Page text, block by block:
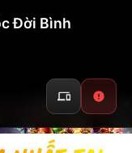
Đời Bình